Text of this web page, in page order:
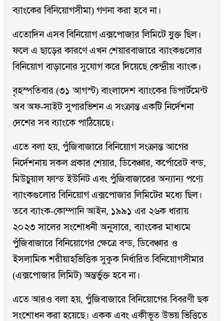
ব্যাংকের বিনিয়োগসীমা) গণনা করা হবে না।
এতোদিন এসব বিনিয়োগ এক্সপোজার লিমিটে যুক্ত ছিল।
ফলে এ ছাড়ের কারণে এখন শেয়ারবাজারে ব্যাংকগুলোর
বিনিয়োগ বাড়ানোর সুযোগ করে দিয়েছে কেন্দ্রীয় ব্যাংক।
বৃহস্পতিবার (৩১ আগস্ট) বাংলাদেশ ব্যাংকের ডিপার্টমেন্ট
অব অফ-সাইট সুপারভিশন এ সংক্রান্ত একটি নির্দেশনা
দেশের সব ব্যাংকে পাঠিয়েছে।
এতে বলা হয়, পুঁজিবাজারে বিনিয়োগ সংক্রান্ত আগের
নির্দেশনায় সকল প্রকার শেয়ার, ডিবেঞ্চার, কর্পোরেট বন্ড,
মিউচুয়াল ফান্ড ইউনিট এবং পুঁজিবাজারের অন্যান্য পণ্যে
ব্যাংকগুলোর বিনিয়োগ এক্সপোজার লিমিটের মধ্যে ছিল।
তবে ব্যাংক-কোম্পানি আইন, ১৯৯১ এর ২৬ক ধারায়
২০২৩ সালের সংশোধনী অনুসারে, ব্যাংকের মাধ্যমে
পুঁজিবাজারে বিনিয়োগের ক্ষেত্রে বন্ড, ডিবেঞ্চার ও
ইসলামিক শরীয়াহভিত্তিক সুকুক নির্ধারিত বিনিয়োগসীমার
(এক্সপোজার লিমিট) অন্তর্ভুক্ত হবে না।
এতে আরও বলা হয়, পুঁজিবাজারে বিনিয়োগের বিবরণী ছক
সংশোধন করা হয়েছে। একক এবং একীভূত উভয় ভিত্তিতে